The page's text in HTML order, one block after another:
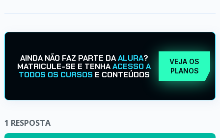
AINDA NÃO FAZ PARTE DAALURA?
MATRICULE-SE E TENHAACESSO A
TODOS OS CURSOS E CONTEÚDOS
VEJA OS
PLANOS
1 RESPOSTA